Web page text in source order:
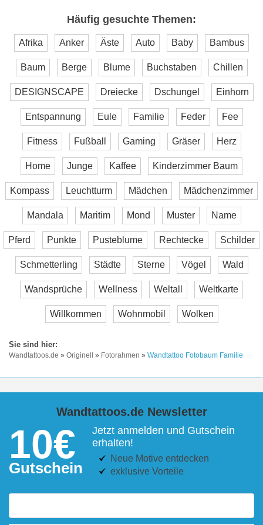
Häufig gesuchte Themen:
Afrika Anker Äste Auto Baby Bambus
Baum Berge Blume Buchstaben Chillen
DESIGNSCAPE Dreiecke Dschungel Einhorn
Entspannung Eule Familie Feder Fee
Fitness Fußball Gaming Gräser Herz
Home Junge Kaffee Kinderzimmer Baum
Kompass Leuchtturm Mädchen Mädchenzimmer
Mandala Maritim Mond Muster Name
Pferd Punkte Pusteblume Rechtecke Schilder
Schmetterling Städte Sterne Vögel Wald
Wandsprüche Wellness Weltall Weltkarte
Willkommen Wohnmobil Wolken
Wandtattoos.de » Originell » Fotorahmen » Wandtattoo Fotobaum Familie
Wandtattoos.de Newsletter
10€
Gutschein
Jetzt anmelden und Gutschein
erhalten!
Neue Motive entdecken
exklusive Vorteile